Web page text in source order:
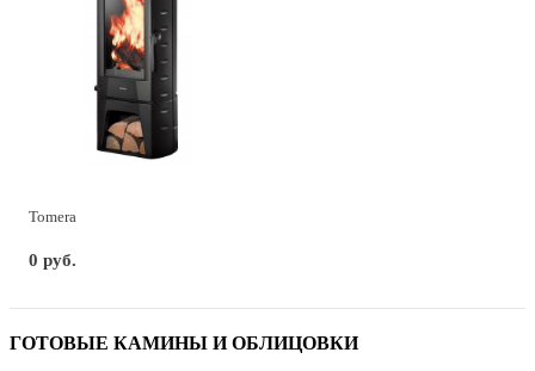
Tomera
0 руб.
ГОТОВЫЕ КАМИНЫ И ОБЛИЦОВКИ